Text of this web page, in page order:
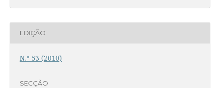
EDIÇÃO
N.º 53 (2010)
SECÇÃO